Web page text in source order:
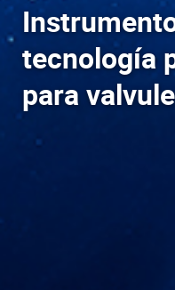
tecnología
para